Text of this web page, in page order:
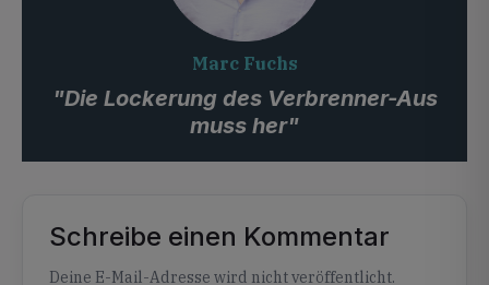
Marc Fuchs
"Die Lockerung des Verbrenner-Aus
muss her"
Schreibe einen Kommentar
Deine E-Mail-Adresse wird nicht veröffentlicht.
Alternative: